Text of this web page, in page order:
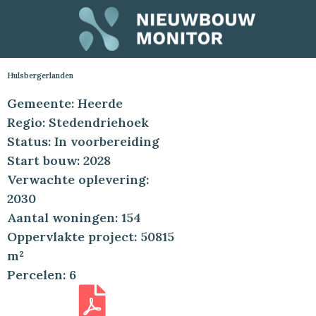
Hulsbergerlanden
Gemeente: Heerde
Regio: Stedendriehoek
Status: In voorbereiding
Start bouw: 2028
Verwachte oplevering:
2030
Aantal woningen: 154
Oppervlakte project: 50815
m²
Percelen: 6